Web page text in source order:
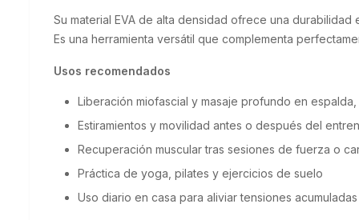
Su material EVA de alta densidad ofrece una
Es una herramienta versátil que complementa
Usos recomendados
Liberación miofascial y masaje profundo en
Estiramientos y movilidad antes o después del
Recuperación muscular tras sesiones de fuerza o
Práctica de yoga, pilates y ejercicios de suelo
Uso diario en casa para aliviar tensiones